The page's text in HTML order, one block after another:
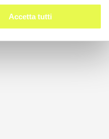
Accetta tutti